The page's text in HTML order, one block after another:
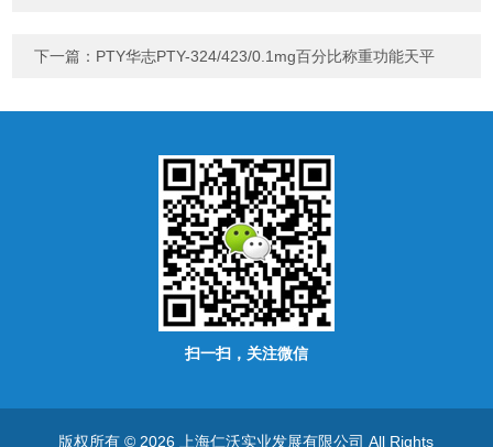
下一篇： PTY华志PTY-324/423/0.1mg百分比称重功能天平
扫一扫，关注微信
版权所有 © 2026 上海仁沃实业发展有限公司 All Rights